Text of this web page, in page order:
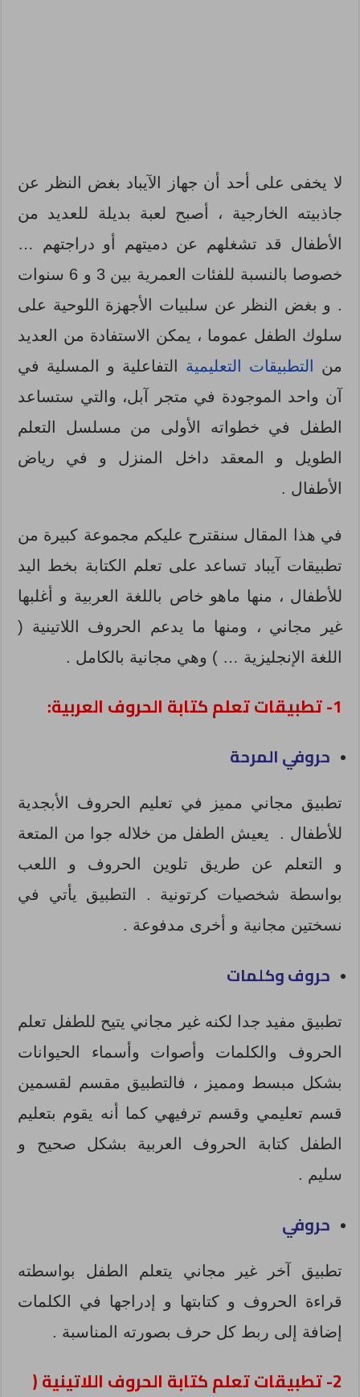
لا يخفى على أحد أن جهاز الآيباد بغض النظر عن
جاذبيته الخارجية ، أصبح لعبة بديلة للعديد من
الأطفال قد تشغلهم عن دميتهم أو دراجتهم …
خصوصا بالنسبة للفئات العمرية بين 3 و 6 سنوات
. و بغض النظر عن سلبيات الأجهزة اللوحية على
سلوك الطفل عموما ، يمكن الاستفادة من العديد
من
التطبيقات التعليمية التفاعلية و المسلية في
آن واحد الموجودة في متجر آبل، والتي ستساعد
الطفل في خطواته الأولى من مسلسل التعلم
الطويل و المعقد داخل المنزل و في رياض
الأطفال .
في هذا المقال سنقترح عليكم مجموعة كبيرة من
تطبيقات آيباد تساعد على تعلم الكتابة بخط اليد
للأطفال ، منها ماهو خاص باللغة العربية و أغلبها
غير مجاني ، ومنها ما يدعم الحروف اللاتينية (
اللغة الإنجليزية … ) وهي مجانية بالكامل .
1- تطبيقات تعلم كتابة الحروف العربية:
حروفي المرحة
تطبيق مجاني مميز في تعليم الحروف الأبجدية
للأطفال . يعيش الطفل من خلاله جوا من المتعة
و التعلم عن طريق تلوين الحروف و اللعب
بواسطة شخصيات كرتونية . التطبيق يأتي في
نسختين مجانية و أخرى مدفوعة .
حروف وكلمات
تطبيق مفيد جدا لكنه غير مجاني يتيح للطفل تعلم
الحروف والكلمات وأصوات وأسماء الحيوانات
بشكل مبسط ومميز ، فالتطبيق مقسم لقسمين
قسم تعليمي وقسم ترفيهي كما أنه يقوم بتعليم
الطفل كتابة الحروف العربية بشكل صحيح و
سليم .
حروفي
تطبيق آخر غير مجاني يتعلم الطفل بواسطته
قراءة الحروف و كتابتها و إدراجها في الكلمات
إضافة إلى ربط كل حرف بصورته المناسبة .
2- تطبيقات تعلم كتابة الحروف اللاتينية (